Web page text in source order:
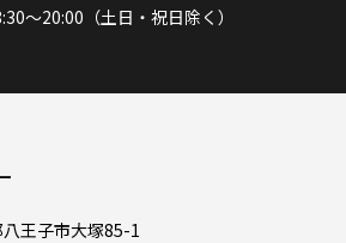
～20:00（土日・祝日除く）
王子市大塚85-1